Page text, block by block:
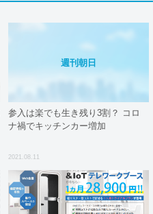
週刊朝日
参入は楽でも生き残り3割？ コロ
ナ禍でキッチンカー増加
2021.08.11